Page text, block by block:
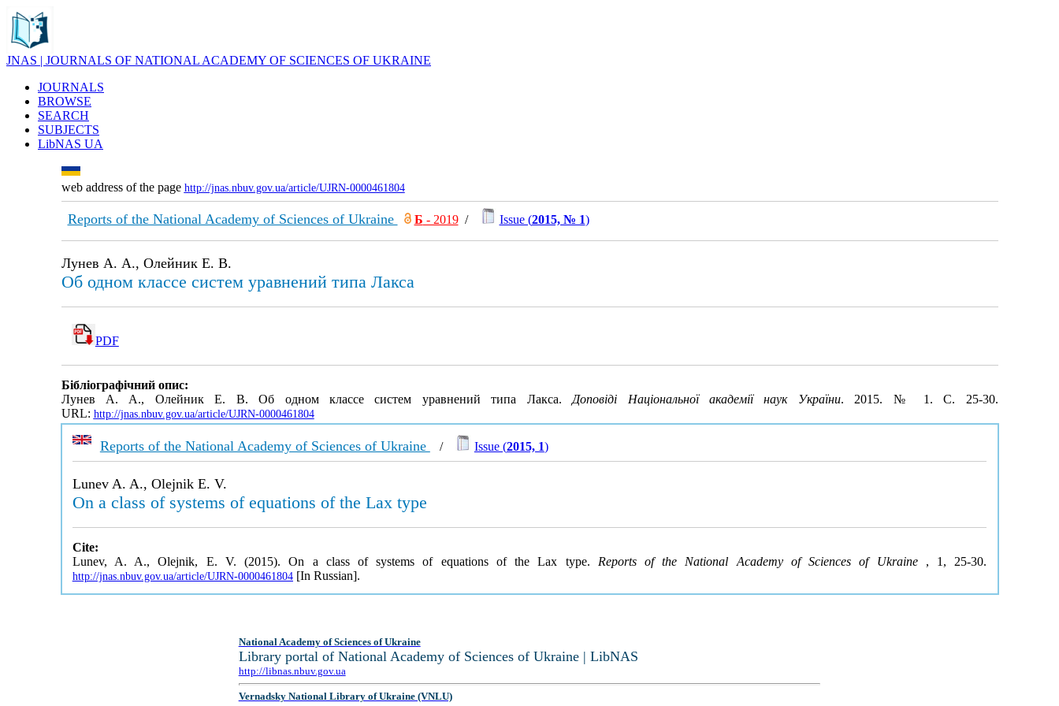
JNAS | JOURNALS OF NATIONAL ACADEMY OF SCIENCES OF UKRAINE
JOURNALS
BROWSE
SEARCH
SUBJECTS
LibNAS UA
web address of the page http://jnas.nbuv.gov.ua/article/UJRN-0000461804
Reports of the National Academy of Sciences of Ukraine Б - 2019/ Issue (2015, № 1)
Лунев А. А., Олейник Е. В.
Об одном классе систем уравнений типа Лакса
PDF
Бібліографічний опис:
Лунев А. А., Олейник Е. В. Об одном классе систем уравнений типа Лакса.Доповіді Національної академії наук України. 2015. № 1. С. 25-30.
URL: http://jnas.nbuv.gov.ua/article/UJRN-0000461804
Reports of the National Academy of Sciences of Ukraine / Issue (2015, 1)
Lunev A. A., Olejnik E. V.
On a class of systems of equations of the Lax type
Cite:
Lunev, A. A., Olejnik, E. V. (2015). On a class of systems of equations of the Lax type. Reports of the National Academy of Sciences of Ukraine , 1, 25-30.
http://jnas.nbuv.gov.ua/article/UJRN-0000461804[In Russian].
National Academy of Sciences of Ukraine
Library portal of National Academy of Sciences of Ukraine | LibNAS
http://libnas.nbuv.gov.ua
Vernadsky National Library of Ukraine (VNLU)